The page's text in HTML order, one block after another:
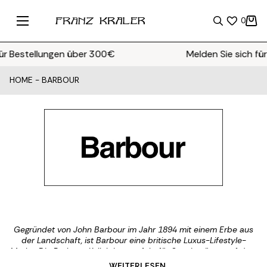
0
über 300€ Melden Sie sich für
HOME - BARBOUR
Gegründet von John Barbour im Jahr 1894 mit einem Erbe aus
der Landschaft, ist Barbour eine britische Luxus-Lifestyle-
Marke. Die Barbour-Kollektion, perfekt für Spaziergänge auf dem
Land und für stilvolle Alltagskleidung, umfasst neben Jacken und